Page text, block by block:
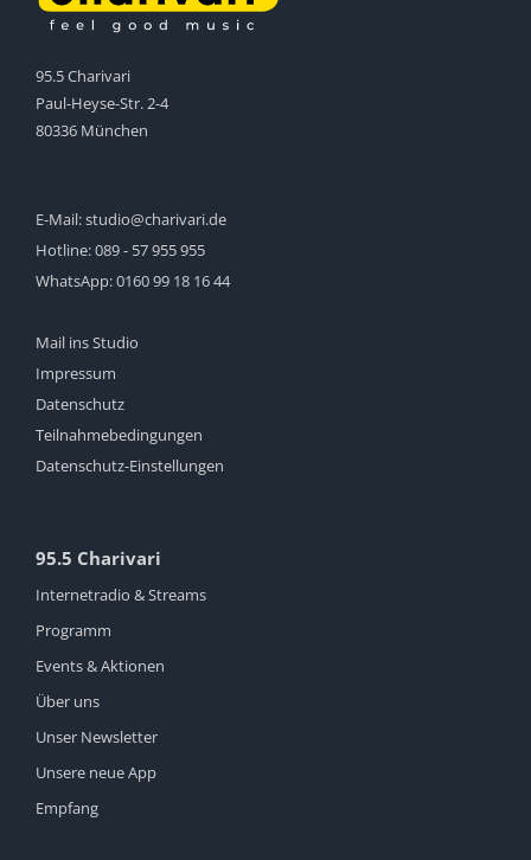
95.5 Charivari
Paul-Heyse-Str. 2-4
80336 München
E-Mail:studio@charivari.de
Hotline:089 - 57 955 955
WhatsApp:0160 99 18 16 44
Mail ins Studio
Impressum
Datenschutz
Teilnahmebedingungen
Datenschutz-Einstellungen
95.5 Charivari
Internetradio & Streams
Programm
Events & Aktionen
Über uns
Unser Newsletter
Unsere neue App
Empfang